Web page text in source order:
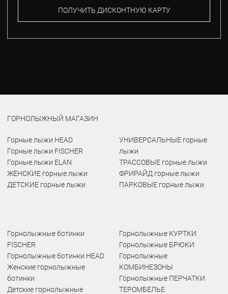
ПОЛУЧИТЬ ДИСКОНТНУЮ КАРТУ
ГОРНОЛЫЖНЫЙ МАГАЗИН
Горные лыжи HEAD
Горные лыжи FISCHER
Горные лыжи ELAN
ЖЕНСКИЕ горные лыжи
ДЕТСКИЕ горные лыжи
УНИВЕРСАЛЬНЫЕ горные
лыжи
ТРАССОВЫЕ горные лыжи
ФРИРАЙД горные лыжи
ПАРКОВЫЕ горные лыжи
Горнолыжные ботинки
FISCHER
Горнолыжные ботинки HEAD
Женские горнолыжные
ботинки
Детские горнолыжные
Горнолыжные КУРТКИ
Горнолыжные БРЮКИ
Горнолыжные
КОМБИНЕЗОНЫ
Горнолыжные ПЕРЧАТКИ
ТЕРОМБЕЛЬЕ